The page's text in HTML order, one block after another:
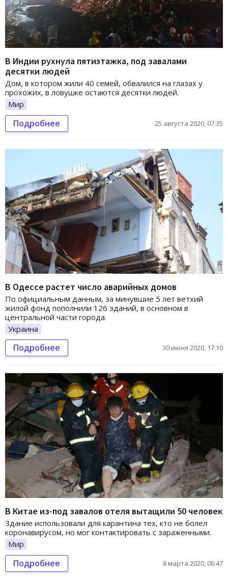
В Индии рухнула пятиэтажка, под завалами
десятки людей
Дом, в котором жили 40 семей, обвалился на глазах у
прохожих, в ловушке остаются десятки людей.
Мир
Подробнее 25 августа 2020, 07:35
В Одессе растет число аварийных домов
По официальным данным, за минувшие 5 лет ветхий
жилой фонд пополнили 126 зданий, в основном в
центральной части города.
Украина
Подробнее 30 июня 2020, 17:10
В Китае из-под завалов отеля вытащили 50 человек
Здание использовали для карантина тех, кто не болел
коронавирусом, но мог контактировать с зараженными.
Мир
Подробнее 8 марта 2020, 06:47